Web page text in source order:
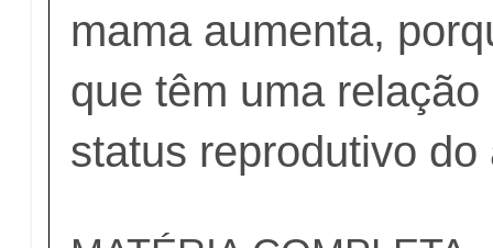
mama aumenta,
que têm uma
status reprodutivo do